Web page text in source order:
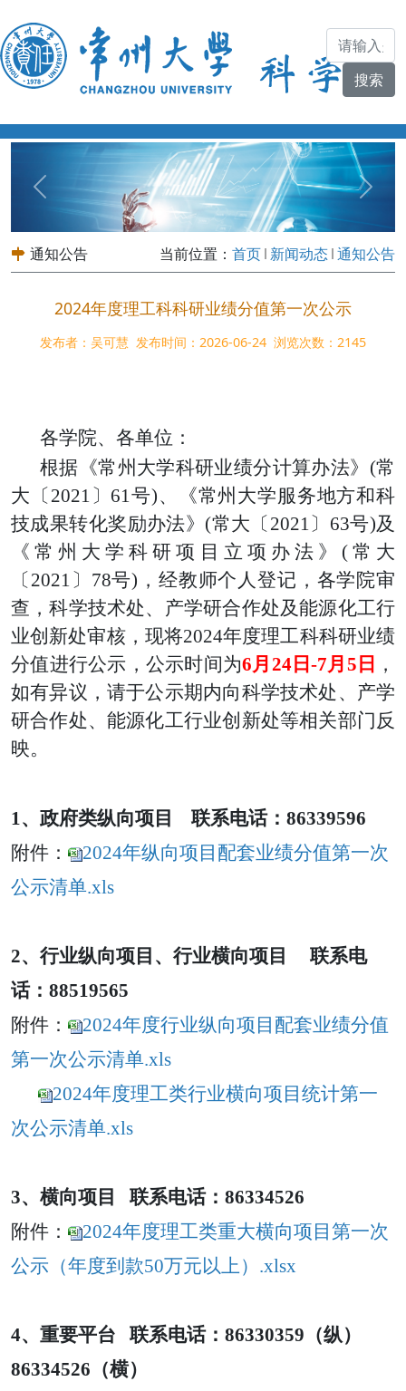
Previous Next
通知公告 当前位置： 首页 新闻动态 通知公告
2024年度理工科科研业绩分值第一次公示
发布者：吴可慧 发布时间：2026-06-24 浏览次数： 2145
各学院、各单位：
根据《常州大学科研业绩分计算办法》(常
大〔2021〕61号)、《常州大学服务地方和科
技成果转化奖励办法》(常大〔2021〕63号)及
《常州大学科研项目立项办法》(常大
〔2021〕78号)，经教师个人登记，各学院审
查，科学技术处、产学研合作处及能源化工行
业创新处审核，现将2024年度理工科科研业绩
分值进行公示，公示时间为6月24日-7月5日 ，
如有异议，请于公示期内向科学技术处、产学
研合作处、能源化工行业创新处等相关部门反
映。
1 、政府类纵向项目 联系电话： 86339596
附件：
2024年纵向项目配套业绩分值第一次
公示清单.xls
2、 行业纵向项目、行业横向项目
联系电
话： 88519565
附件：
2024年度行业纵向项目配套业绩分值
第一次公示清单.xls
2024年度理工类行业横向项目统计第一
次公示清单.xls
3、横向项目 联系电话：86334526
附件：
2024年度理工类重大横向项目第一次
公示（年度到款50万元以上）.xlsx
4、重要平台 联系电话：86330359 （纵）
86334526 （横）